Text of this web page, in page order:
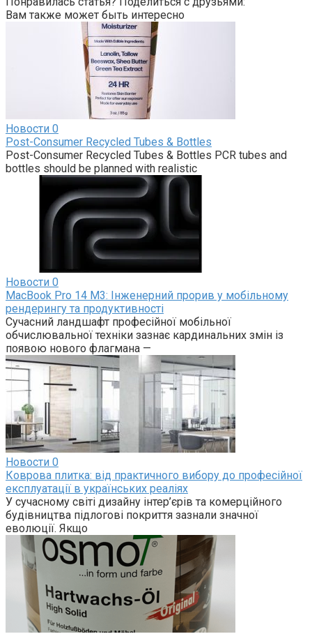
Вам также может быть интересно
Новости 0
Post-Consumer Recycled Tubes & Bottles
Post-Consumer Recycled Tubes & Bottles PCR tubes and
bottles should be planned with realistic
Новости 0
MacBook Pro 14 M3: Інженерний прорив у мобільному
рендерингу та продуктивності
Сучасний ландшафт професійної мобільної
обчислювальної техніки зазнає кардинальних змін із
появою нового флагмана —
Новости 0
Коврова плитка: від практичного вибору до професійної
експлуатації в українських реаліях
У сучасному світі дизайну інтер’єрів та комерційного
будівництва підлогові покриття зазнали значної
еволюції. Якщо